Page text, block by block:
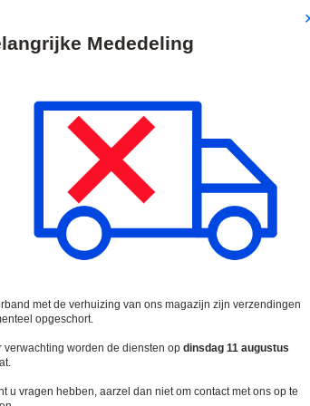
Verzendingen worden op